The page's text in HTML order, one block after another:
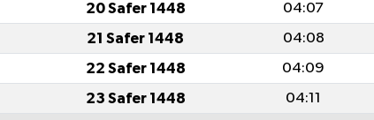
20 Safer 1448 04:07
21 Safer 1448 04:08
22 Safer 1448 04:09
23 Safer 1448 04:11